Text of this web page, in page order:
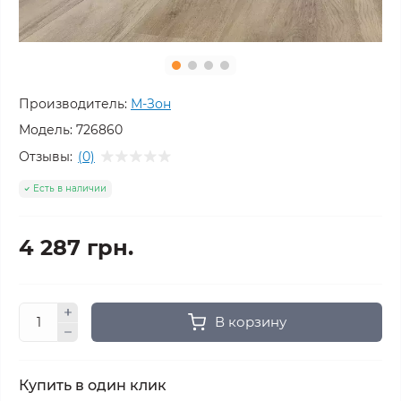
Производитель: М-Зон
Модель: 726860
Отзывы: (0)
Есть в наличии
4 287 грн.
В корзину
Купить в один клик